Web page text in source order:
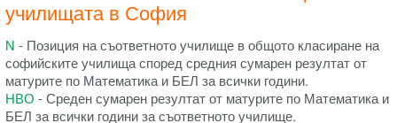
училищата в София
N - Позиция на съответното училище в общото класиране на
софийските училища според средния сумарен резултат от
матурите по Математика и БЕЛ за всички години.
НВО - Среден сумарен резултат от матурите по Математика и
БЕЛ за всички години за съответното училище.